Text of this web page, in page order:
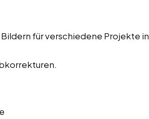
für verschiedene Projekte in